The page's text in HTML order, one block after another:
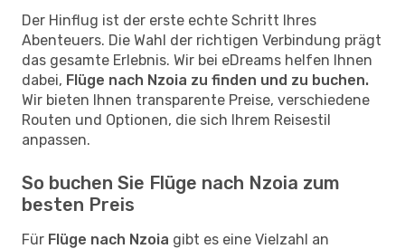
Der Hinflug ist der erste echte Schritt Ihres
Abenteuers. Die Wahl der richtigen Verbindung prägt
das gesamte Erlebnis. Wir bei eDreams helfen Ihnen
dabei, Flüge nach Nzoia zu finden und zu buchen.
Wir bieten Ihnen transparente Preise, verschiedene
Routen und Optionen, die sich Ihrem Reisestil
anpassen.
So buchen Sie Flüge nach Nzoia zum
besten Preis
Für Flüge nach Nzoia gibt es eine Vielzahl an